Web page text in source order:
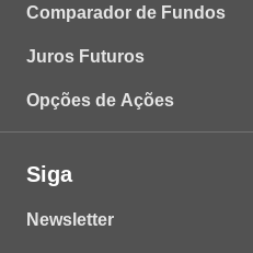
Comparador de Fundos
Juros Futuros
Opções de Ações
Siga
Newsletter